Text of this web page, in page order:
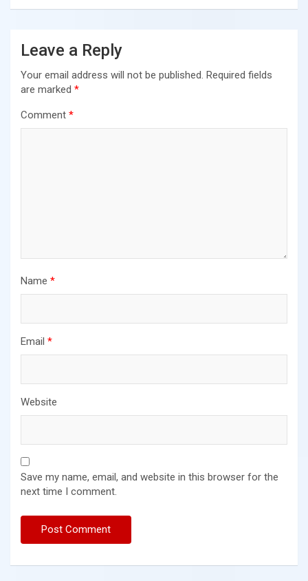
Leave a Reply
Your email address will not be published. Required fields
are marked *
Comment *
Name *
Email *
Website
Save my name, email, and website in this browser for the
next time I comment.